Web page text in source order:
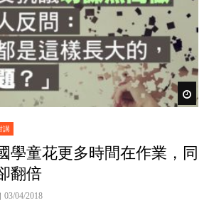
講
學童花更多時間在作業，同
翻倍
03/04/2018